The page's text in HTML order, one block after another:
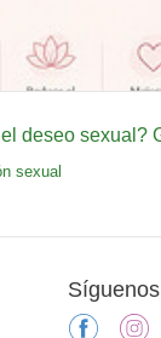
deseo sexual?
sexual